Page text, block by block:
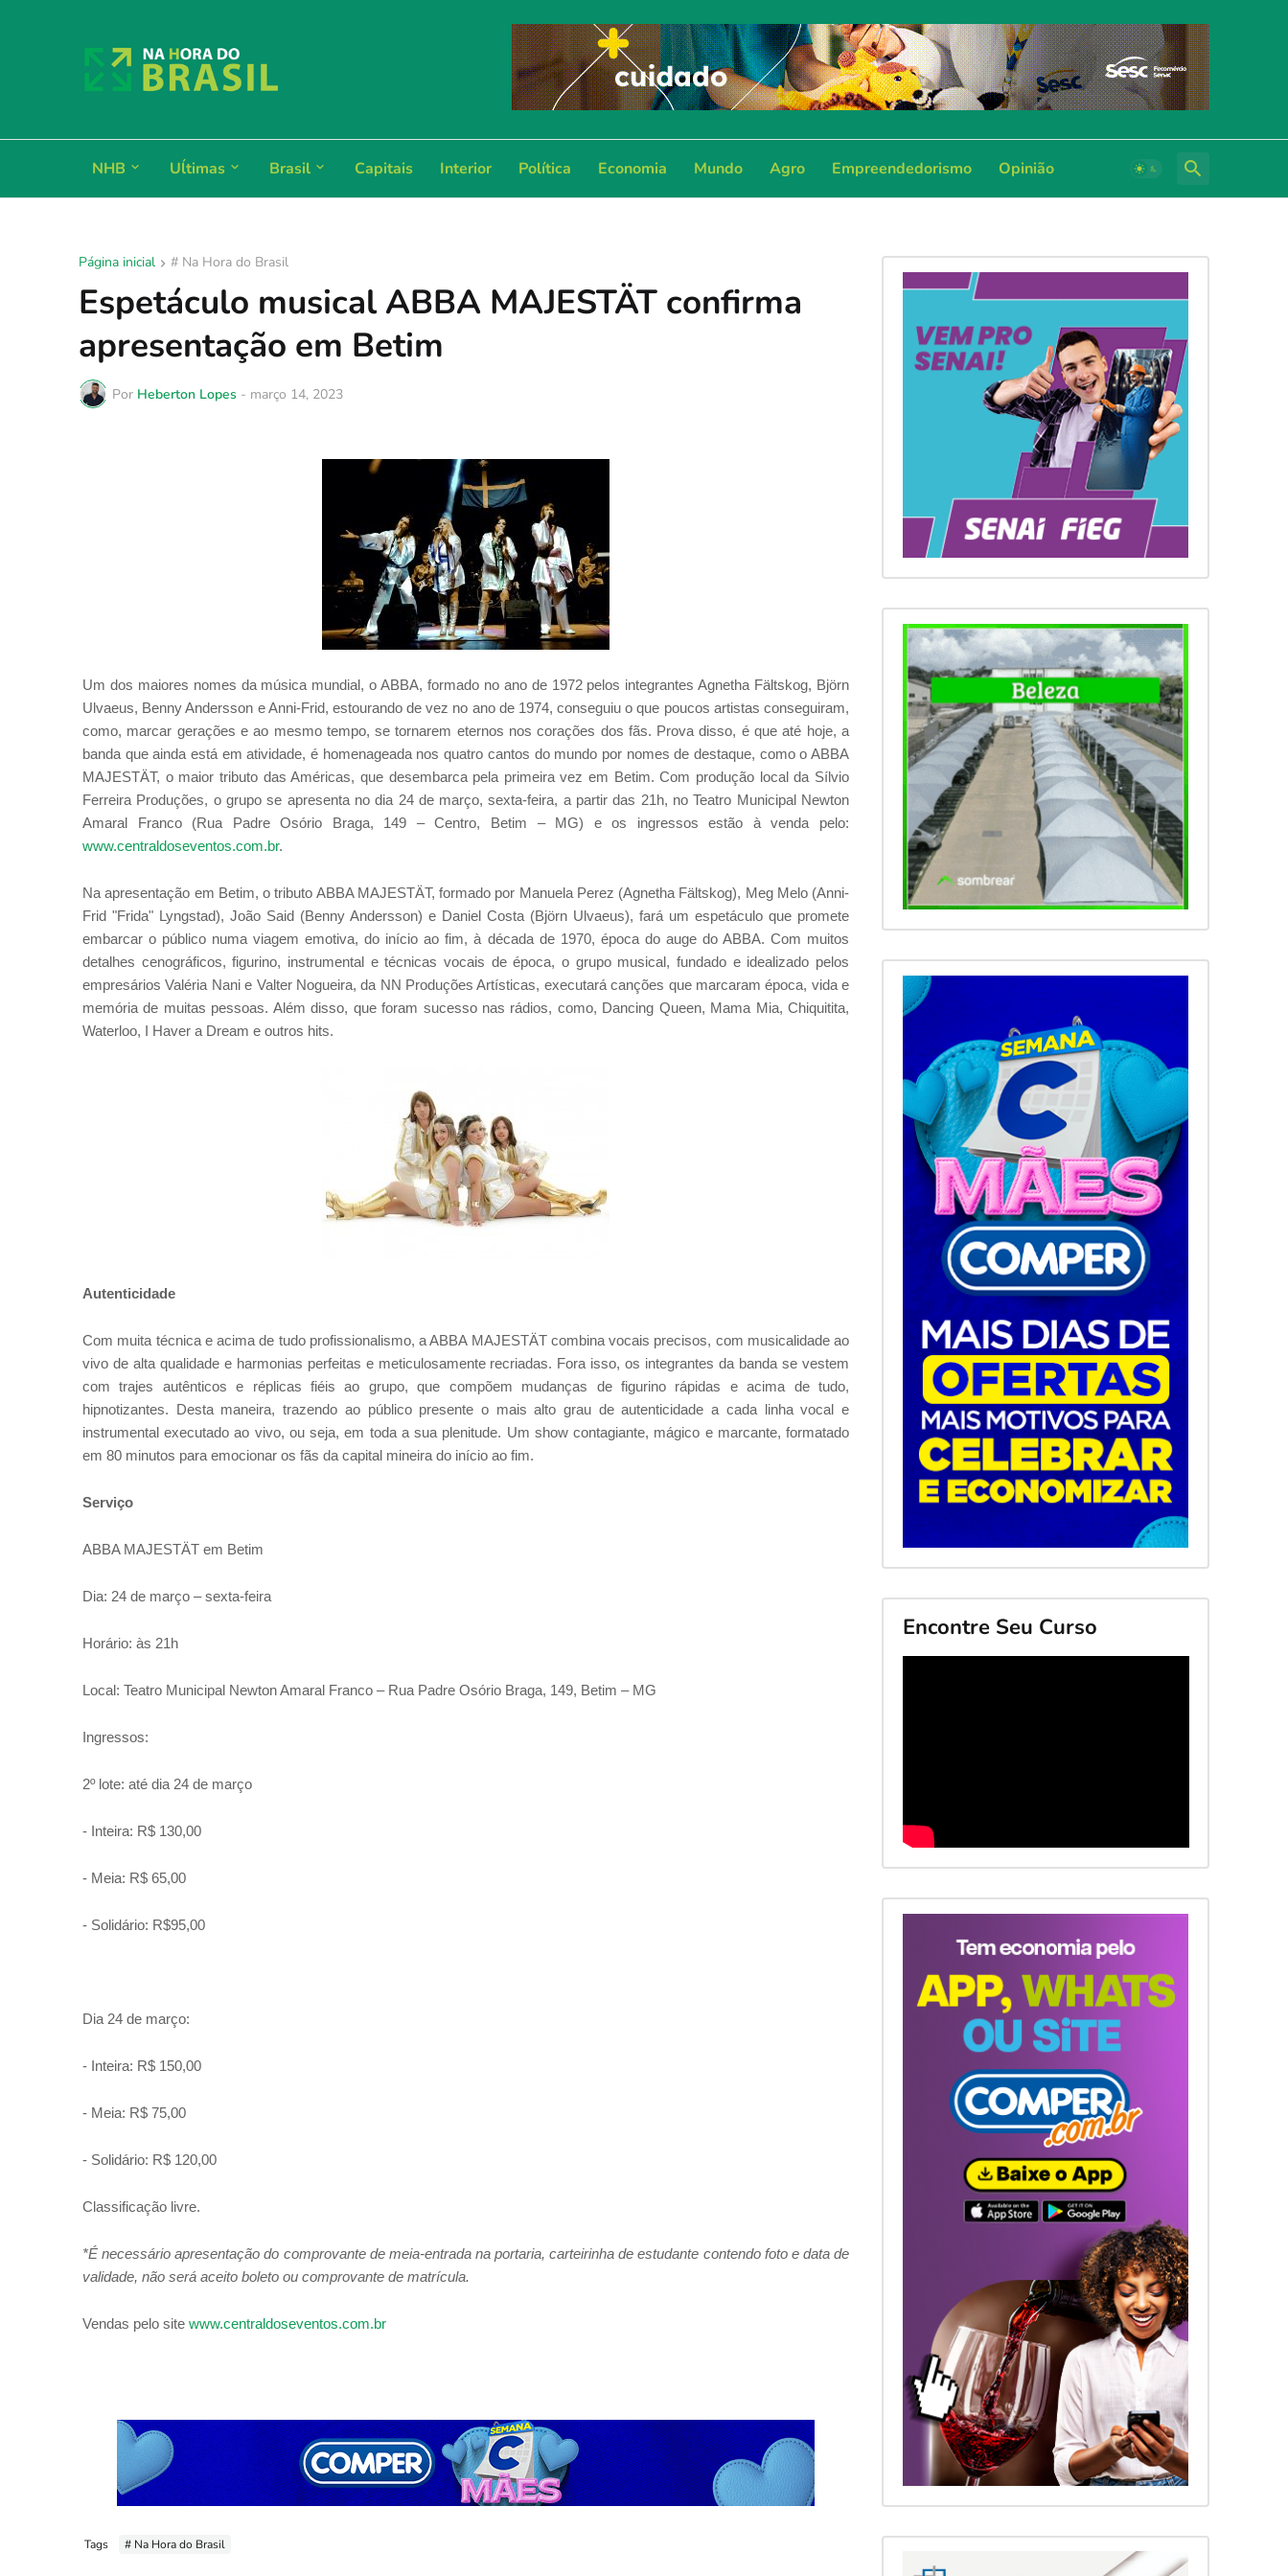
NHB Uĺtimas Brasil Capitais Interior Política Economia Mundo Agro Empreendedorismo Opinião
Página inicial # Na Hora do Brasil
Espetáculo musical ABBA MAJESTÄT confirma
apresentação em Betim
Por Heberton Lopes - março 14, 2023
Um dos maiores nomes da música mundial, o ABBA, formado no ano de 1972 pelos integrantes Agnetha Fältskog, Björn
Ulvaeus, Benny Andersson e Anni-Frid, estourando de vez no ano de 1974, conseguiu o que poucos artistas conseguiram,
como, marcar gerações e ao mesmo tempo, se tornarem eternos nos corações dos fãs. Prova disso, é que até hoje, a
banda que ainda está em atividade, é homenageada nos quatro cantos do mundo por nomes de destaque, como o ABBA
MAJESTÄT, o maior tributo das Américas, que desembarca pela primeira vez em Betim. Com produção local da Sílvio
Ferreira Produções, o grupo se apresenta no dia 24 de março, sexta-feira, a partir das 21h, no Teatro Municipal Newton
Amaral Franco (Rua Padre Osório Braga, 149 – Centro, Betim – MG) e os ingressos estão à venda pelo:
www.centraldoseventos.com.br.
Na apresentação em Betim, o tributo ABBA MAJESTÄT, formado por Manuela Perez (Agnetha Fältskog), Meg Melo (Anni-
Frid "Frida" Lyngstad), João Said (Benny Andersson) e Daniel Costa (Björn Ulvaeus), fará um espetáculo que promete
embarcar o público numa viagem emotiva, do início ao fim, à década de 1970, época do auge do ABBA. Com muitos
detalhes cenográficos, figurino, instrumental e técnicas vocais de época, o grupo musical, fundado e idealizado pelos
empresários Valéria Nani e Valter Nogueira, da NN Produções Artísticas, executará canções que marcaram época, vida e
memória de muitas pessoas. Além disso, que foram sucesso nas rádios, como, Dancing Queen, Mama Mia, Chiquitita,
Waterloo, I Haver a Dream e outros hits.
Autenticidade
Com muita técnica e acima de tudo profissionalismo, a ABBA MAJESTÄT combina vocais precisos, com musicalidade ao
vivo de alta qualidade e harmonias perfeitas e meticulosamente recriadas. Fora isso, os integrantes da banda se vestem
com trajes autênticos e réplicas fiéis ao grupo, que compõem mudanças de figurino rápidas e acima de tudo,
hipnotizantes. Desta maneira, trazendo ao público presente o mais alto grau de autenticidade a cada linha vocal e
instrumental executado ao vivo, ou seja, em toda a sua plenitude. Um show contagiante, mágico e marcante, formatado
em 80 minutos para emocionar os fãs da capital mineira do início ao fim.
Serviço
ABBA MAJESTÄT em Betim
Dia: 24 de março – sexta-feira
Horário: às 21h
Local: Teatro Municipal Newton Amaral Franco – Rua Padre Osório Braga, 149, Betim – MG
Ingressos:
2º lote: até dia 24 de março
- Inteira: R$ 130,00
- Meia: R$ 65,00
- Solidário: R$95,00
Dia 24 de março:
- Inteira: R$ 150,00
- Meia: R$ 75,00
- Solidário: R$ 120,00
Classificação livre.
*É necessário apresentação do comprovante de meia-entrada na portaria, carteirinha de estudante contendo foto e data de
validade, não será aceito boleto ou comprovante de matrícula.
Vendas pelo site www.centraldoseventos.com.br
Tags # Na Hora do Brasil
Encontre Seu Curso